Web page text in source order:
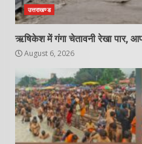
उत्तराखण्ड
ऋषिकेश में गंगा चेतावनी रेखा पार,
August 6, 2026